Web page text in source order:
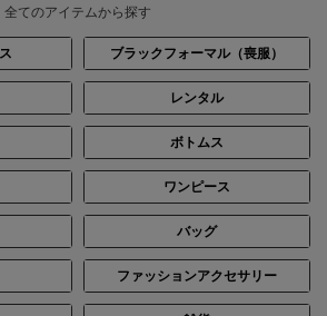
全てのアイテムから探す
ブラックフォーマル（喪服）
レンタル
ボトムス
ワンピース
バッグ
ファッションアクセサリー